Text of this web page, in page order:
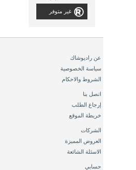
غير متوفر
عن راديوشاك
سياسة الخصوصية
الشروط والاحكام
اتصل بنا
إرجاع الطلب
خريطة الموقع
الشركات
العروض المميزة
الاسئلة الشائعة
حسابي